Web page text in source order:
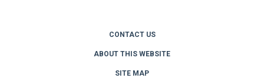
CONTACT US
ABOUT THIS WEBSITE
SITE MAP